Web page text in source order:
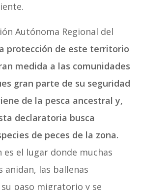
Autónoma Regional del
protección de este territorio
medida a las comunidades
gran parte de su seguridad
de la pesca ancestral y,
declaratoria busca
de peces de la zona.
es el lugar donde muchas
las ballenas
paso migratorio y se